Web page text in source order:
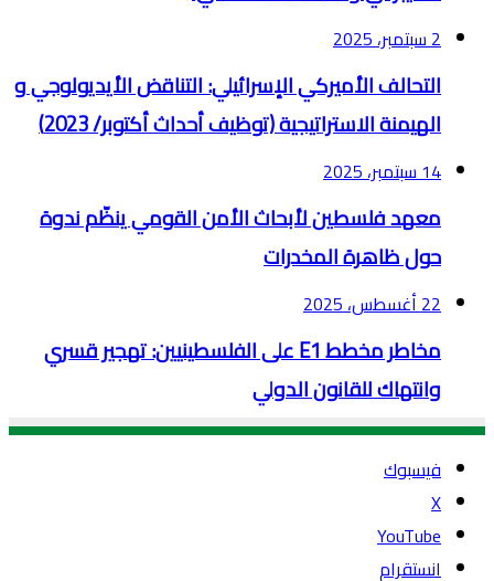
2 سبتمبر، 2025
التحالف الأميركي الإسرائيلي: التناقض الأيديولوجي و
الهيمنة الاستراتيجية (توظيف أحداث أكتوبر/ 2023)
14 سبتمبر، 2025
معهد فلسطين لأبحاث الأمن القومي ينظّم ندوة
حول ظاهرة المخدرات
22 أغسطس، 2025
مخاطر مخطط E1 على الفلسطينيين: تهجير قسري
وانتهاك للقانون الدولي
فيسبوك
‫X
‫YouTube
انستقرام